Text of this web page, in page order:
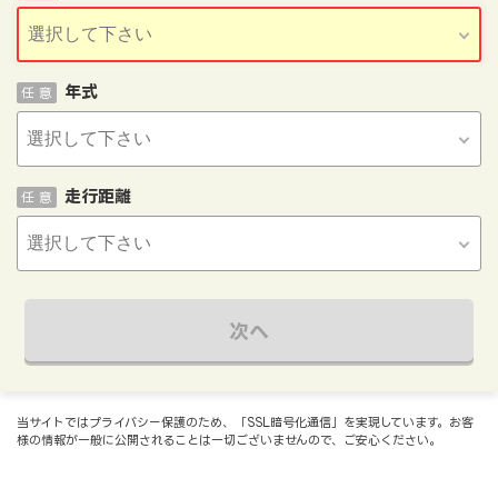
年式
任 意
走行距離
任 意
次へ
当サイトではプライバシー保護のため、「SSL暗号化通信」を実現しています。お客
様の情報が一般に公開されることは一切ございませんので、ご安心ください。